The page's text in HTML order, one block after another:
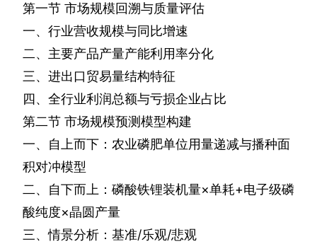
第一节 市场规模回溯与质量评估
一、行业营收规模与同比增速
二、主要产品产量产能利用率分化
三、进出口贸易量结构特征
四、全行业利润总额与亏损企业占比
第二节 市场规模预测模型构建
一、自上而下：农业磷肥单位用量递减与播种面
积对冲模型
二、自下而上：磷酸铁锂装机量×单耗+电子级磷
酸纯度×晶圆产量
三、情景分析：基准/乐观/悲观